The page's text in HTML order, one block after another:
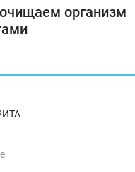
организм